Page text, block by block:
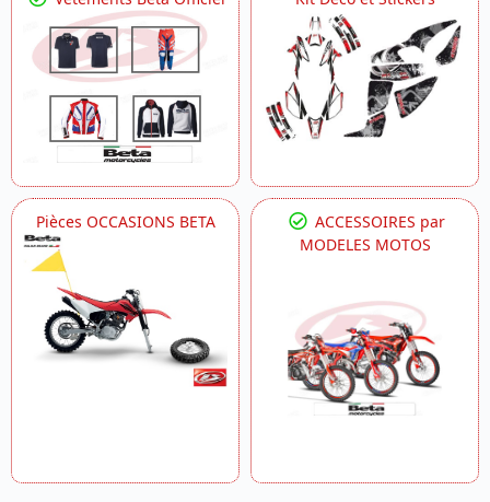
Pièces OCCASIONS BETA
ACCESSOIRES par
MODELES MOTOS